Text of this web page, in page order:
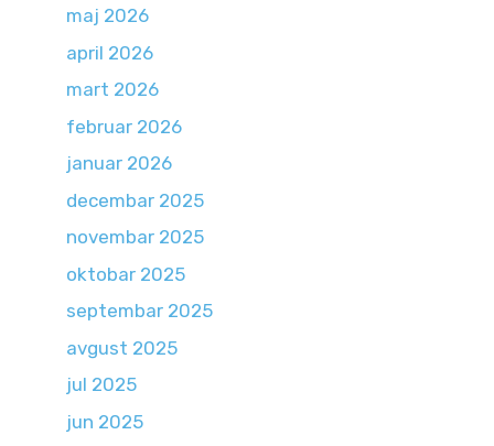
maj 2026
april 2026
mart 2026
februar 2026
januar 2026
decembar 2025
novembar 2025
oktobar 2025
septembar 2025
avgust 2025
jul 2025
jun 2025